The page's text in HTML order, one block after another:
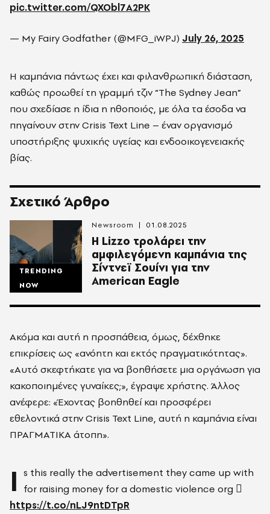
pic.twitter.com/QXObl7A2PK
— My Fairy Godfather (@MFG_iWPJ) July 26, 2025
Η καμπάνια πάντως έχει και φιλανθρωπική διάσταση,
καθώς προωθεί τη γραμμή τζιν “The Sydney Jean”
που σχεδίασε η ίδια η ηθοποιός, με όλα τα έσοδα να
πηγαίνουν στην Crisis Text Line – έναν οργανισμό
υποστήριξης ψυχικής υγείας και ενδοοικογενειακής
βίας.
Σχετικό Άρθρο
TRENDING
NOW
Η Lizzo τρολάρει την
αμφιλεγόμενη καμπάνια της
Σίντνεϊ Σουίνι για την
American Eagle
Newsroom 01.08.2025
Ακόμα και αυτή η προσπάθεια, όμως, δέχθηκε
επικρίσεις ως «ανόητη και εκτός πραγματικότητας».
«Αυτό σκεφτήκατε για να βοηθήσετε μια οργάνωση για
κακοποιημένες γυναίκες;», έγραψε χρήστης. Άλλος
ανέφερε: «Έχοντας βοηθηθεί και προσφέρει
εθελοντικά στην Crisis Text Line, αυτή η καμπάνια είναι
ΠΡΑΓΜΑΤΙΚΑ άτοπη».
I s this really the advertisement they came up with
for raising money for a domestic violence org 🫩
https://t.co/nLJ9ntDTpR